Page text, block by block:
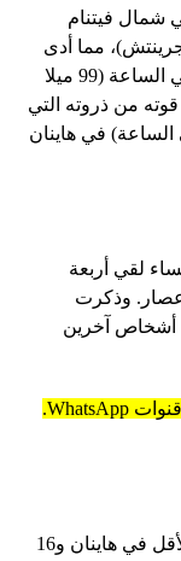
شمال فيتنام
ظهرا (0600 بتوقيت جرينتش)، مما أدى
إلى توليد رياح بلغت سرعتها 160 كيلومترا في الساعة (99 ميلا
من ذروته التي
في الساعة (145 ميلا في الساعة) في هاينان
لقي أربعة
بسبب الإعصار. وذكرت
أشخاص آخرين
وقد أودى إعصار ياغي بحياة شخصين على الأقل في هاينان و16